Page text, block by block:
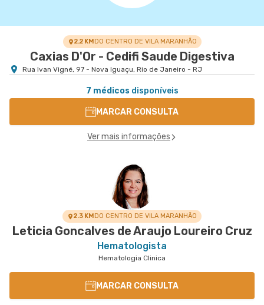
2.2 KMDO CENTRO DE VILA MARANHÃO
Caxias D'Or - Cedifi Saude Digestiva
Rua Ivan Vigné, 97 - Nova Iguaçu, Rio de Janeiro - RJ
7 médicos disponíveis
MARCAR CONSULTA
Ver mais informações
2.3 KMDO CENTRO DE VILA MARANHÃO
Leticia Goncalves de Araujo Loureiro Cruz
Hematologista
Hematologia Clinica
MARCAR CONSULTA